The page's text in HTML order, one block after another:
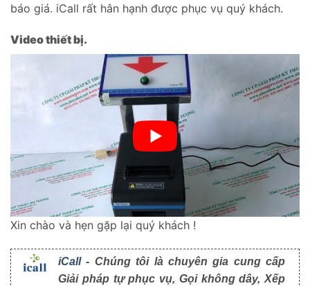
báo giá. iCall rất hân hạnh được phục vụ quý khách.
Video thiết bị.
Xin chào và hẹn gặp lại quý khách !
iCall- Chúng tôi là chuyên gia cung cấp
Giải pháp tự phục vụ, Gọi không dây, Xếp